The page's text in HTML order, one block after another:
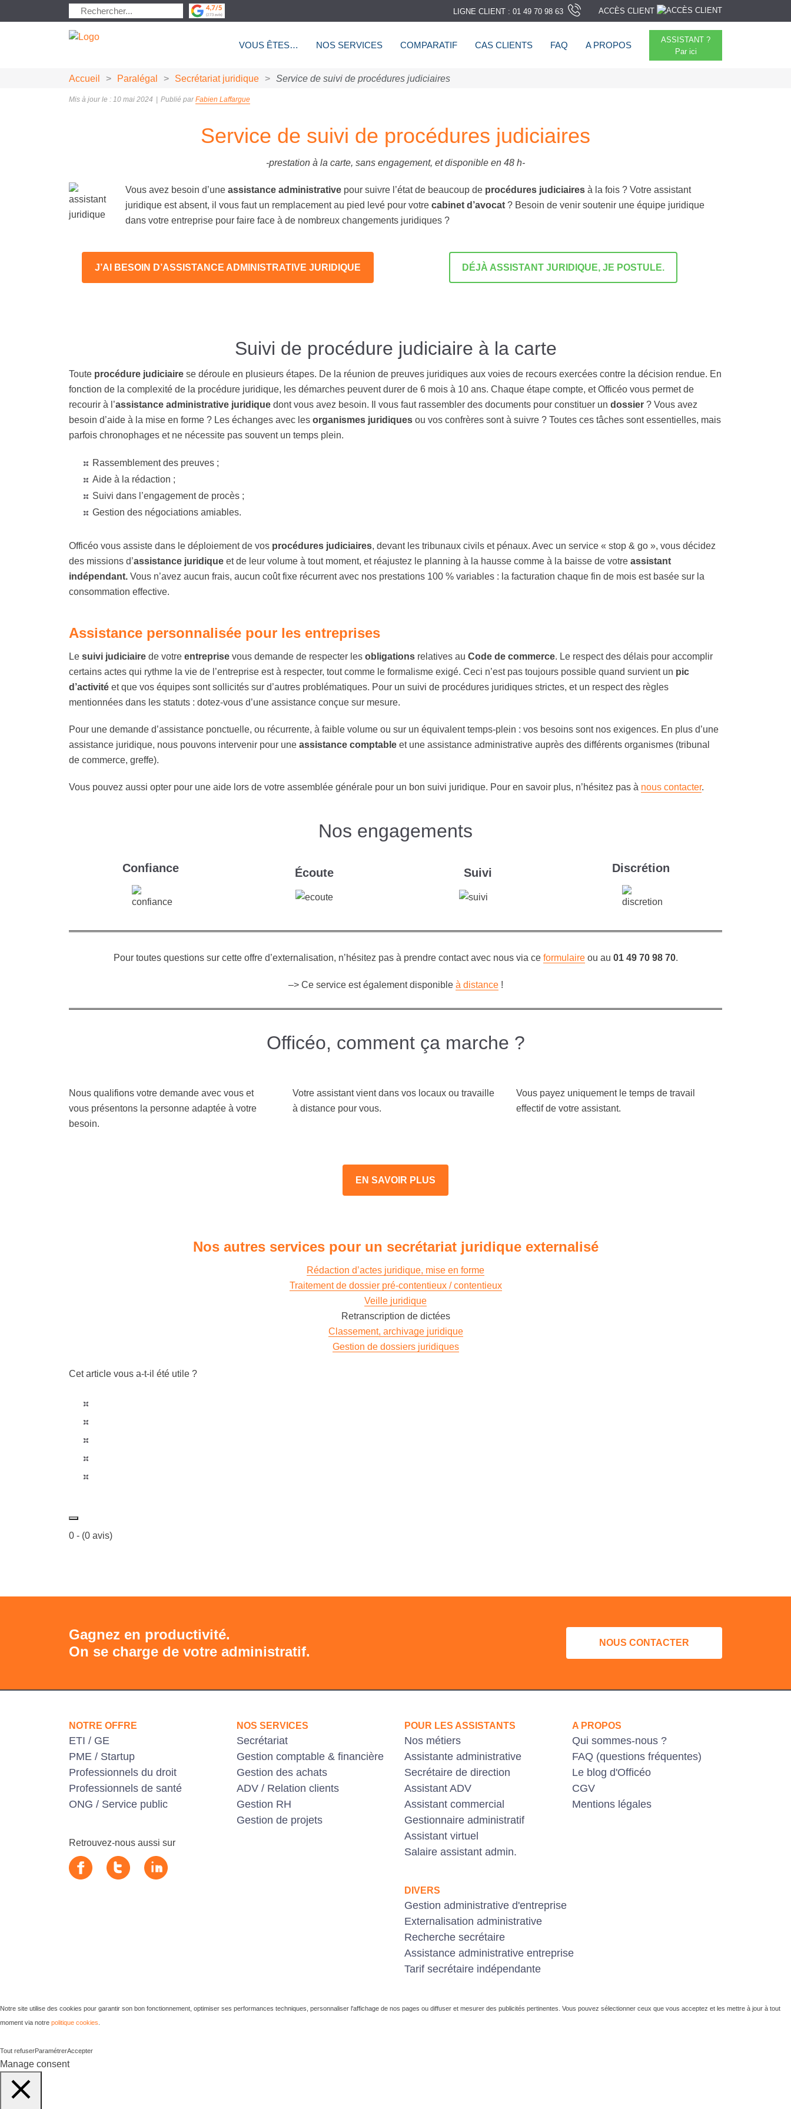
LIGNE CLIENT : 01 49 70 98 63 ACCÈS CLIENT
VOUS ÊTES… NOS SERVICES COMPARATIF CAS CLIENTS FAQ A PROPOS
ASSISTANT ?
Par ici
Accueil > Paralégal > Secrétariat juridique > Service de suivi de procédures judiciaires
Mis à jour le : 10 mai 2024 Publié parFabien Laffargue
Service de suivi de procédures judiciaires
-prestation à la carte, sans engagement, et disponible en 48 h-
Vous avez besoin d’une assistance administrative pour suivre l’état de beaucoup de procédures judiciaires à la fois ? Votre assistant
juridique est absent, il vous faut un remplacement au pied levé pour votre cabinet d’avocat ? Besoin de venir soutenir une équipe juridique
dans votre entreprise pour faire face à de nombreux changements juridiques ?
J’AI BESOIN D’ASSISTANCE ADMINISTRATIVE JURIDIQUE DÉJÀ ASSISTANT JURIDIQUE, JE POSTULE.
Suivi de procédure judiciaire à la carte
Toute procédure judiciaire se déroule en plusieurs étapes. De la réunion de preuves juridiques aux voies de recours exercées contre la décision rendue. En
fonction de la complexité de la procédure juridique, les démarches peuvent durer de 6 mois à 10 ans. Chaque étape compte, et Officéo vous permet de
recourir à l’assistance administrative juridique dont vous avez besoin. Il vous faut rassembler des documents pour constituer un dossier ? Vous avez
besoin d’aide à la mise en forme ? Les échanges avec les organismes juridiques ou vos confrères sont à suivre ? Toutes ces tâches sont essentielles, mais
parfois chronophages et ne nécessite pas souvent un temps plein.
Rassemblement des preuves ;
Aide à la rédaction ;
Suivi dans l’engagement de procès ;
Gestion des négociations amiables.
Officéo vous assiste dans le déploiement de vos procédures judiciaires, devant les tribunaux civils et pénaux. Avec un service « stop & go », vous décidez
des missions d’assistance juridique et de leur volume à tout moment, et réajustez le planning à la hausse comme à la baisse de votre assistant
indépendant. Vous n’avez aucun frais, aucun coût fixe récurrent avec nos prestations 100 % variables : la facturation chaque fin de mois est basée sur la
consommation effective.
Assistance personnalisée pour les entreprises
Le suivi judiciaire de votre entreprise vous demande de respecter les obligations relatives au Code de commerce. Le respect des délais pour accomplir
certains actes qui rythme la vie de l’entreprise est à respecter, tout comme le formalisme exigé. Ceci n’est pas toujours possible quand survient un pic
d’activité et que vos équipes sont sollicités sur d’autres problématiques. Pour un suivi de procédures juridiques strictes, et un respect des règles
mentionnées dans les statuts : dotez-vous d’une assistance conçue sur mesure.
Pour une demande d’assistance ponctuelle, ou récurrente, à faible volume ou sur un équivalent temps-plein : vos besoins sont nos exigences. En plus d’une
assistance juridique, nous pouvons intervenir pour une assistance comptable et une assistance administrative auprès des différents organismes (tribunal
de commerce, greffe).
Vous pouvez aussi opter pour une aide lors de votre assemblée générale pour un bon suivi juridique. Pour en savoir plus, n’hésitez pas à nous contacter.
Nos engagements
Confiance Écoute Suivi Discrétion
Pour toutes questions sur cette offre d’externalisation, n’hésitez pas à prendre contact avec nous via ce formulaireou au 01 49 70 98 70.
–> Ce service est également disponible à distance!
Officéo, comment ça marche ?
Nous qualifions votre demande avec vous et
vous présentons la personne adaptée à votre
besoin.
Votre assistant vient dans vos locaux ou travaille
à distance pour vous.
Vous payez uniquement le temps de travail
effectif de votre assistant.
EN SAVOIR PLUS
Nos autres services pour un secrétariat juridique externalisé
Rédaction d’actes juridique, mise en forme
Traitement de dossier pré-contentieux / contentieux
Veille juridique
Retranscription de dictées
Classement, archivage juridique
Gestion de dossiers juridiques
Cet article vous a-t-il été utile ?
0 - (0 avis)
Gagnez en productivité.
On se charge de votre administratif.
NOUS CONTACTER
NOTRE OFFRE
ETI / GE
PME / Startup
Professionnels du droit
Professionnels de santé
ONG / Service public
Retrouvez-nous aussi sur
NOS SERVICES
Secrétariat
Gestion comptable & financière
Gestion des achats
ADV / Relation clients
Gestion RH
Gestion de projets
POUR LES ASSISTANTS
Nos métiers
Assistante administrative
Secrétaire de direction
Assistant ADV
Assistant commercial
Gestionnaire administratif
Assistant virtuel
Salaire assistant admin.
DIVERS
Gestion administrative d'entreprise
Externalisation administrative
Recherche secrétaire
Assistance administrative entreprise
Tarif secrétaire indépendante
A PROPOS
Qui sommes-nous ?
FAQ (questions fréquentes)
Le blog d'Officéo
CGV
Mentions légales
Notre site utilise des cookies pour garantir son bon fonctionnement, optimiser ses performances techniques, personnaliser l'affichage de nos pages ou diffuser et mesurer des publicités pertinentes. Vous pouvez sélectionner ceux que vous acceptez et les mettre à jour à tout
moment via notre politique cookies
Tout refuserParamétrerAccepter
Manage consent